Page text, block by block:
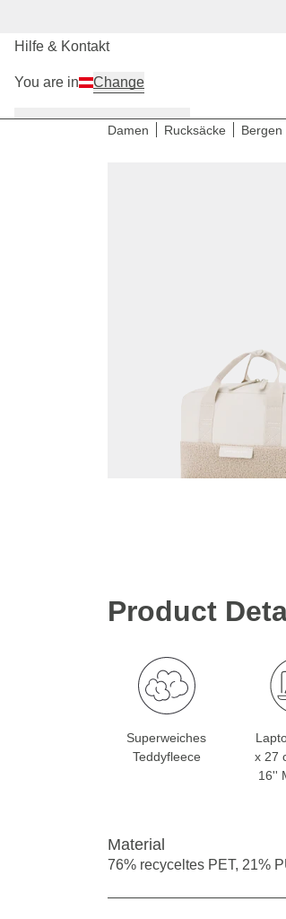
Herren Kinder
Hilfe & Kontakt
You are in Change
Damen Rucksäcke Bergen
Product
Superweiches
Teddyfleece
x 27
16''
Material
76% recyceltes PET, 21%